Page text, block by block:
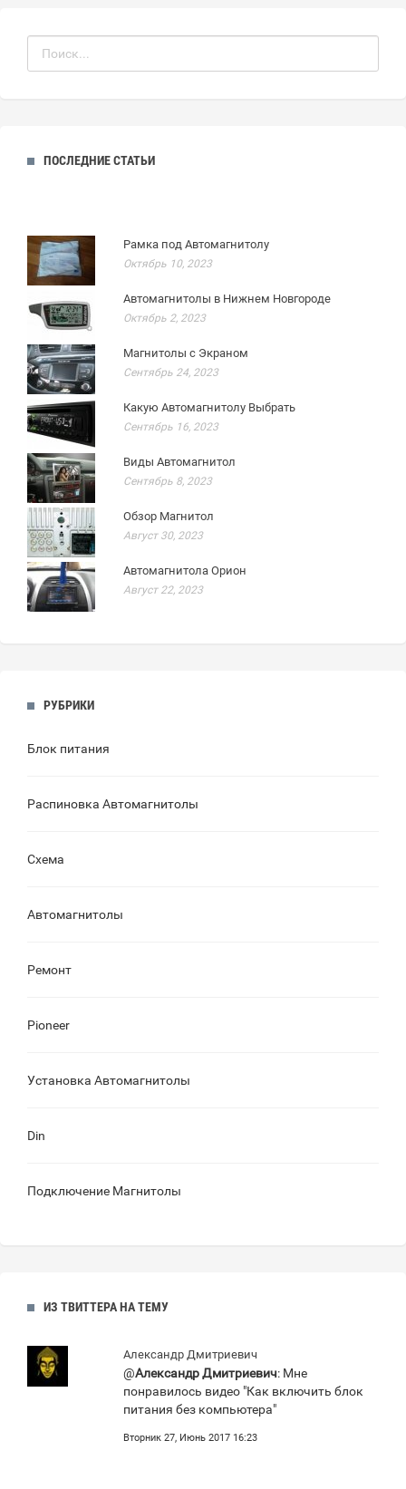
ПОСЛЕДНИЕ СТАТЬИ
Рамка под Автомагнитолу
Октябрь 10, 2023
Автомагнитолы в Нижнем Новгороде
Октябрь 2, 2023
Магнитолы с Экраном
Сентябрь 24, 2023
Какую Автомагнитолу Выбрать
Сентябрь 16, 2023
Виды Автомагнитол
Сентябрь 8, 2023
Обзор Магнитол
Август 30, 2023
Автомагнитола Орион
Август 22, 2023
РУБРИКИ
Блок питания
Распиновка Автомагнитолы
Схема
Автомагнитолы
Ремонт
Pioneer
Установка Автомагнитолы
Din
Подключение Магнитолы
ИЗ ТВИТТЕРА НА ТЕМУ
Александр Дмитриевич
@Александр Дмитриевич: Мне
понравилось видео "Как включить блок
питания без компьютера"
Вторник 27, Июнь 2017 16:23